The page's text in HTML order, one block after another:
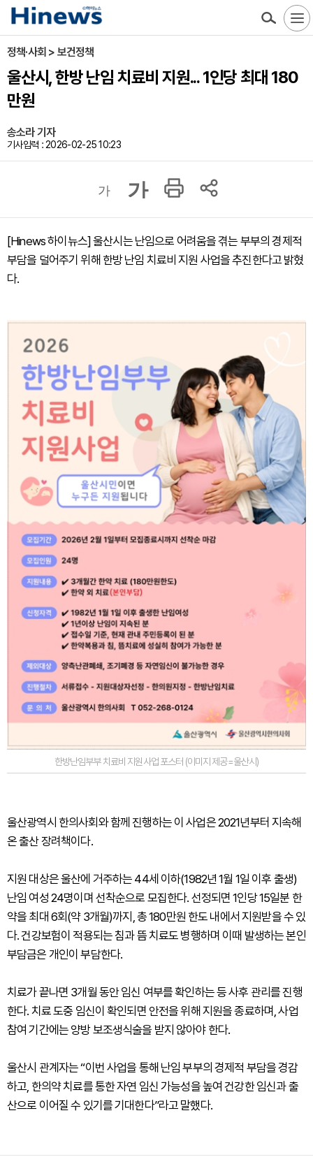
정책·사회 > 보건정책
울산시, 한방 난임 치료비 지원... 1인당 최대 180
만원
송소라 기자
기사입력 : 2026-02-25 10:23
가 가
[Hinews 하이뉴스] 울산시는 난임으로 어려움을 겪는 부부의 경제적
부담을 덜어주기 위해 한방 난임 치료비 지원 사업을 추진한다고 밝혔
다.
한방난임부부 치료비 지원사업 포스터 (이미지 제공=울산시)
울산광역시 한의사회와 함께 진행하는 이 사업은 2021년부터 지속해
온 출산 장려책이다.
지원 대상은 울산에 거주하는 44세 이하(1982년 1월 1일 이후 출생)
난임 여성 24명이며 선착순으로 모집한다. 선정되면 1인당 15일분 한
약을 최대 6회(약 3개월)까지, 총 180만원 한도 내에서 지원받을 수 있
다. 건강보험이 적용되는 침과 뜸 치료도 병행하며 이때 발생하는 본인
부담금은 개인이 부담한다.
치료가 끝나면 3개월 동안 임신 여부를 확인하는 등 사후 관리를 진행
한다. 치료 도중 임신이 확인되면 안전을 위해 지원을 종료하며, 사업
참여 기간에는 양방 보조생식술을 받지 않아야 한다.
울산시 관계자는 “이번 사업을 통해 난임 부부의 경제적 부담을 경감
하고, 한의약 치료를 통한 자연 임신 가능성을 높여 건강한 임신과 출
산으로 이어질 수 있기를 기대한다”라고 말했다.